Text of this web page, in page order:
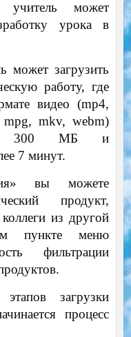
может
урока в
загрузить
работу, где
видео (mp4,
mkv, webm)
300 МБ и
7 минут.
вы можете
продукт,
из другой
пункте меню
фильтрации
загрузки
процесс